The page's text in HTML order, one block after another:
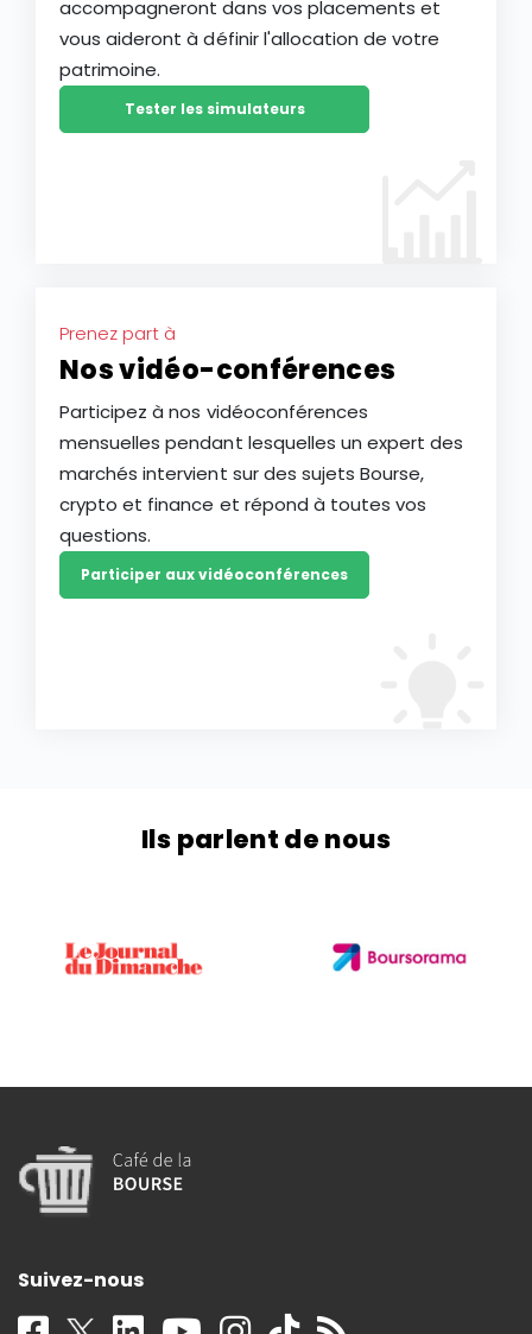
accompagneront dans vos placements et
vous aideront à définir l'allocation de votre
patrimoine.
Tester les simulateurs
Prenez part à
Nos vidéo-conférences
Participez à nos vidéoconférences
mensuelles pendant lesquelles un expert des
marchés intervient sur des sujets Bourse,
crypto et finance et répond à toutes vos
questions.
Participer aux vidéoconférences
Ils parlent de nous
Suivez-nous